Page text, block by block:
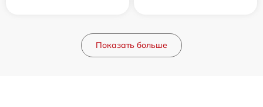
Показать больше